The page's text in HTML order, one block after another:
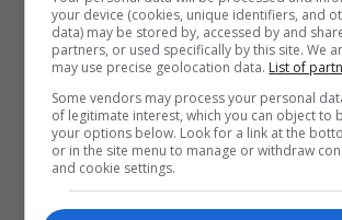
your device (cookies, unique identifiers, and
data) may be stored by, accessed by and
partners, or used specifically by this site. We
may use precise geolocation data. List of
Some vendors may process your personal
of legitimate interest, which you can object to
your options below. Look for a link at the
or in the site menu to manage or withdraw
and cookie settings.